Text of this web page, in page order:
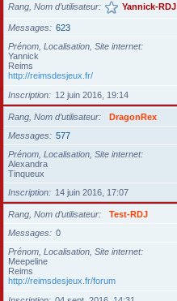
Rang, Nom d’utilisateur Yannick-RDJ
Messages
623
Prénom, Localisation, Site internet
Yannick
Reims
http://reimsdesjeux.fr/
Inscription
12 juin 2016, 19:14
Rang, Nom d’utilisateur
DragonRex
Messages
577
Prénom, Localisation, Site internet
Alexandra
Tinqueux
Inscription
14 juin 2016, 17:07
Rang, Nom d’utilisateur
Test-RDJ
Messages
0
Prénom, Localisation, Site internet
Meepeline
Reims
http://reimsdesjeux.fr/forum